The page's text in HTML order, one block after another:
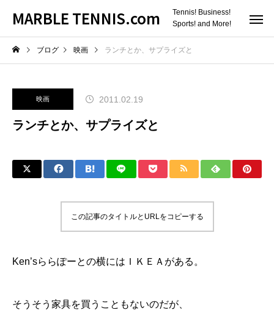
MARBLE TENNIS.com
Tennis! Business!
Sports! and More!
ブログ 映画 ランチとか、サプライズと
映画 2011.02.19
ランチとか、サプライズと
この記事のタイトルとURLをコピーする
Ken’sららぽーとの横にはＩＫＥＡがある。
そうそう家具を買うこともないのだが、